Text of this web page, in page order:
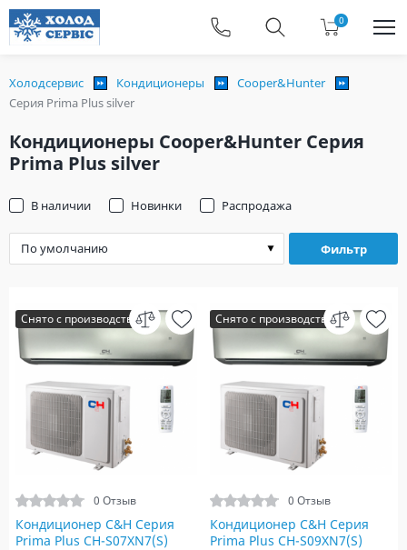
0
Холодсервис Кондиционеры
Cooper&Hunter
Серия Prima Plus silver
Кондиционеры Cooper&Hunter Серия
Prima Plus silver
Фильтр
В наличии Новинки Распродажа
Снято с производства
0 Отзыв
Кондиционер C&H Серия
Prima Plus CH-S07XN7(S)
Снято с производства
0 Отзыв
Кондиционер C&H Серия
Prima Plus CH-S09XN7(S)